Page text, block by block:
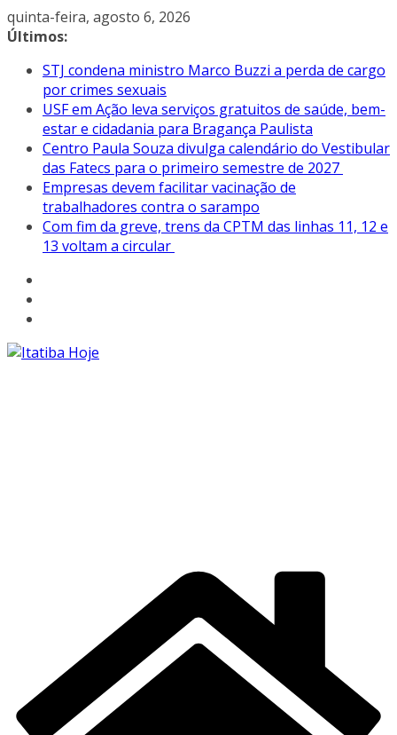
Pular
para
conteúdo
quinta-feira, agosto 6, 2026
Últimos:
STJ condena ministro Marco Buzzi a perda de cargo
por crimes sexuais
USF em Ação leva serviços gratuitos de saúde, bem-
estar e cidadania para Bragança Paulista
Centro Paula Souza divulga calendário do Vestibular
das Fatecs para o primeiro semestre de 2027
Empresas devem facilitar vacinação de
trabalhadores contra o sarampo
Com fim da greve, trens da CPTM das linhas 11, 12 e
13 voltam a circular